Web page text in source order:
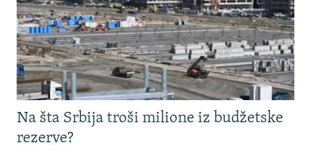
Na šta Srbija troši milione iz budžetske
rezerve?